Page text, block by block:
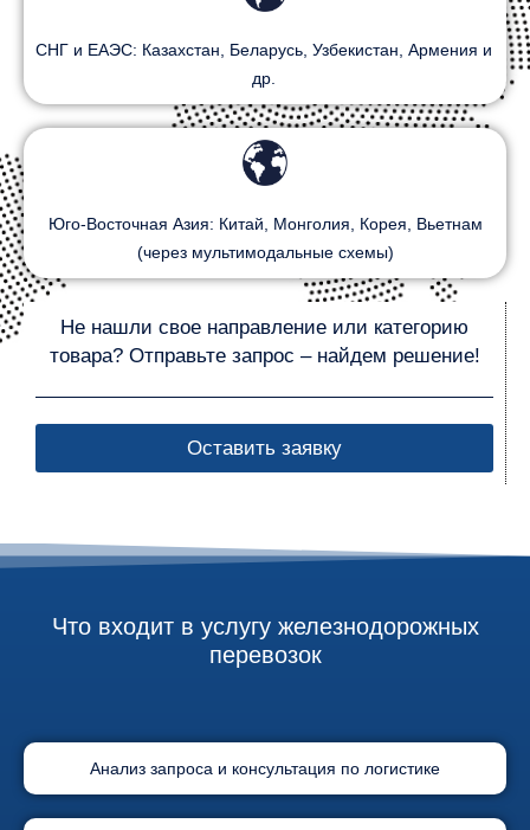
СНГ и ЕАЭС: Казахстан, Беларусь, Узбекистан, Армения и
др.
Юго-Восточная Азия: Китай, Монголия, Корея, Вьетнам
(через мультимодальные схемы)
Не нашли свое направление или категорию
товара? Отправьте запрос – найдем решение!
Оставить заявку
Что входит в услугу железнодорожных
перевозок
Анализ запроса и консультация по логистике